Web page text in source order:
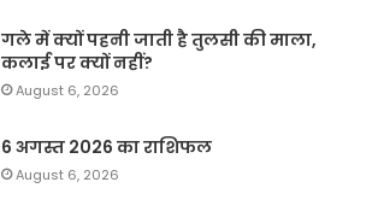
गले में क्यों पहनी जाती है तुलसी की माला,
कलाई पर क्यों नहीं?
August 6, 2026
6 अगस्त 2026 का राशिफल
August 6, 2026